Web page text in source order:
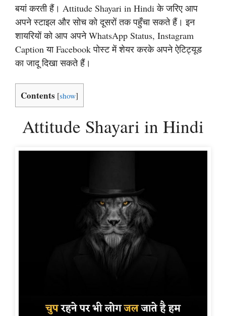
बयां करती हैं। Attitude Shayari in Hindi के जरिए आप
अपने स्टाइल और सोच को दूसरों तक पहुँचा सकते हैं। इन
शायरियों को आप अपने WhatsApp Status, Instagram
Caption या Facebook पोस्ट में शेयर करके अपने ऐटिट्यूड
का जादू दिखा सकते हैं।
Contents [show]
Attitude Shayari in Hindi